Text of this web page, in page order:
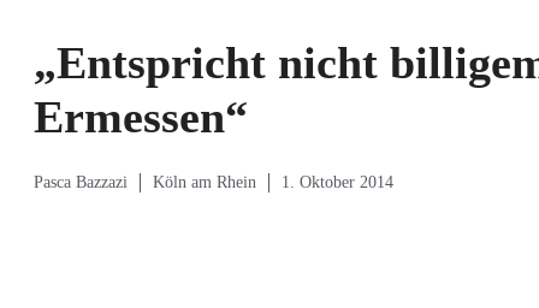
„Entspricht nicht
Ermessen“
Pasca Bazzazi Köln am Rhein 1. Oktober 2014